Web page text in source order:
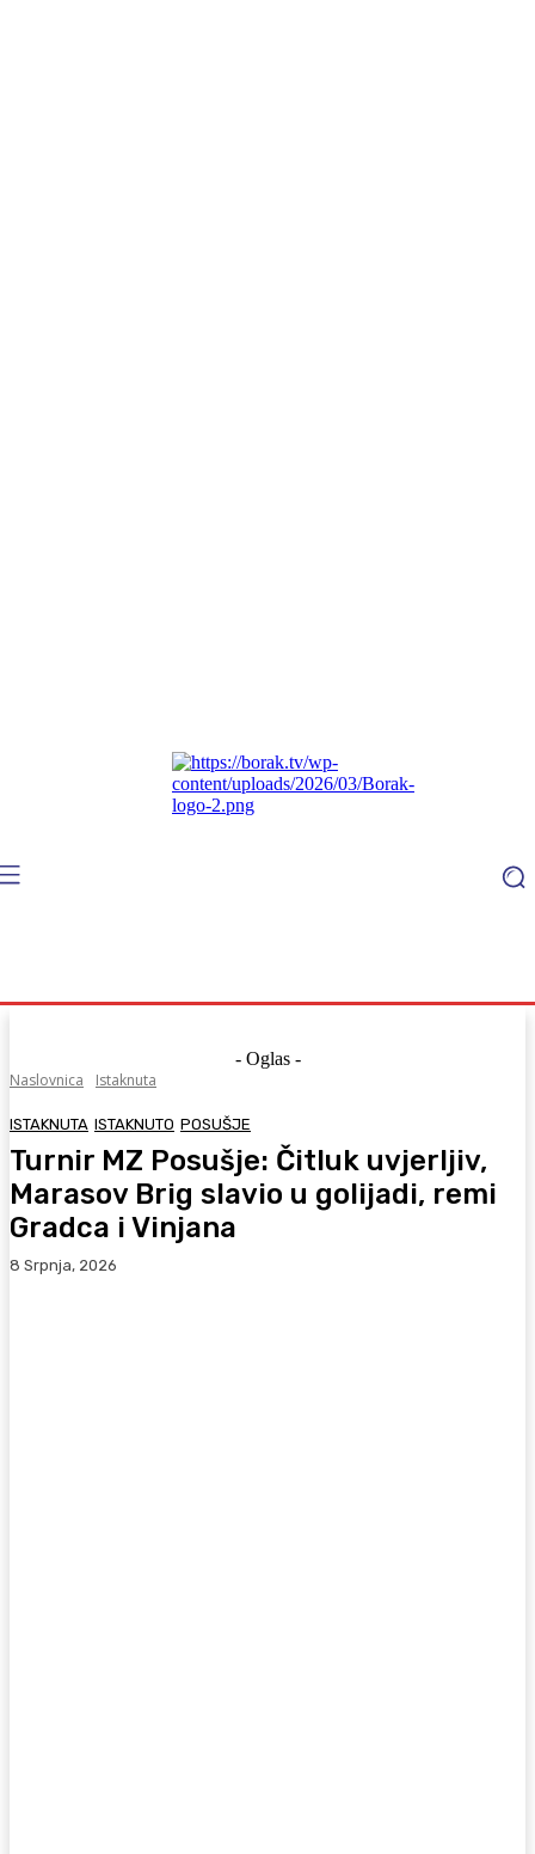
- Oglas -
Naslovnica
Istaknuta
ISTAKNUTA ISTAKNUTO POSUŠJE
Turnir MZ Posušje: Čitluk uvjerljiv,
Marasov Brig slavio u golijadi, remi
Gradca i Vinjana
8 Srpnja, 2026